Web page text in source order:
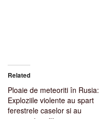
Related
Ploaie de meteoriti în Rusia:
Exploziile violente au spart
ferestrele caselor si au